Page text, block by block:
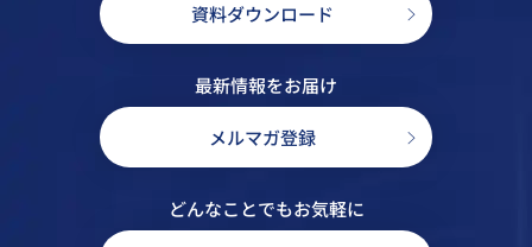
資料ダウンロード
最新情報をお届け
メルマガ登録
どんなことでもお気軽に